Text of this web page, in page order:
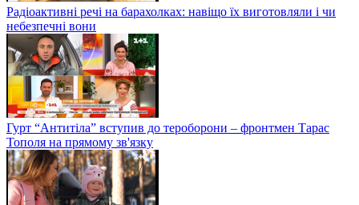
Радіоактивні речі на барахолках: навіщо їх виготовляли і чи
небезпечні вони
Гурт “Антитіла” вступив до тероборони – фронтмен Тарас
Тополя на прямому зв'язку